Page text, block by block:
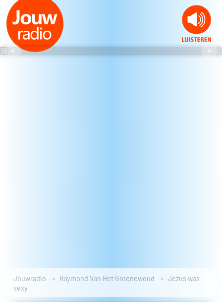
Jouwradio Raymond Van Het Groenewoud
Jezus was
sexy